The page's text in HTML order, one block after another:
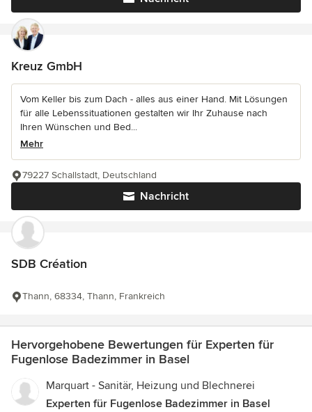
Kreuz GmbH
Vom Keller bis zum Dach - alles aus einer Hand. Mit Lösungen
für alle Lebenssituationen gestalten wir Ihr Zuhause nach
Ihren Wünschen und Bed...
Mehr
Nachricht
79227 Schallstadt, Deutschland
SDB Création
Thann, 68334, Thann, Frankreich
Hervorgehobene Bewertungen für Experten für
Fugenlose Badezimmer in Basel
Marquart - Sanitär, Heizung und Blechnerei
Experten für Fugenlose Badezimmer in Basel